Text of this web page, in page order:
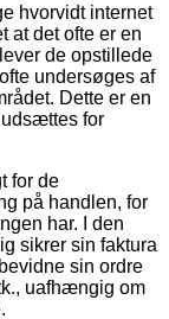
hvorvidt internet
at det ofte er en
de opstillede
undersøges af
Dette er en
for
for de
på handlen, for
har. I den
sikrer sin faktura
sin ordre
uafhængig om